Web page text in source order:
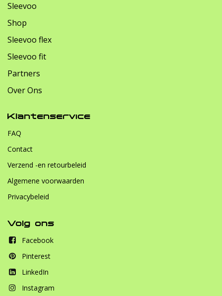
Sleevoo
Shop
Sleevoo flex
Sleevoo fit
Partners
Over Ons
Klantenservice
FAQ
Contact
Verzend -en retourbeleid
Algemene voorwaarden
Privacybeleid
Volg ons
Facebook
Pinterest
LinkedIn
Instagram